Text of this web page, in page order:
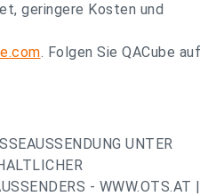
geringere Kosten und
. Folgen Sie QACube auf
UNTER
- WWW.OTS.AT |